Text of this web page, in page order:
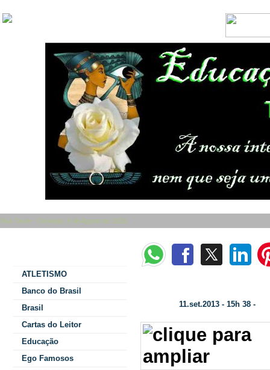
Boa Tarde - Domingo, 9 de Agosto de 2026
ATLETISMO
Banco do Brasil
Brasil
Cartas do Leitor
Educação
Ego Famosos
11.set.2013 - 15h 38 -